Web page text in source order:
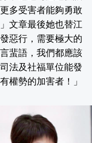
多受害者能夠勇敢
文章最後她也替江
惡行，需要極大的
蜚語，我們都應該
法及社福單位能發
權勢的加害者！」